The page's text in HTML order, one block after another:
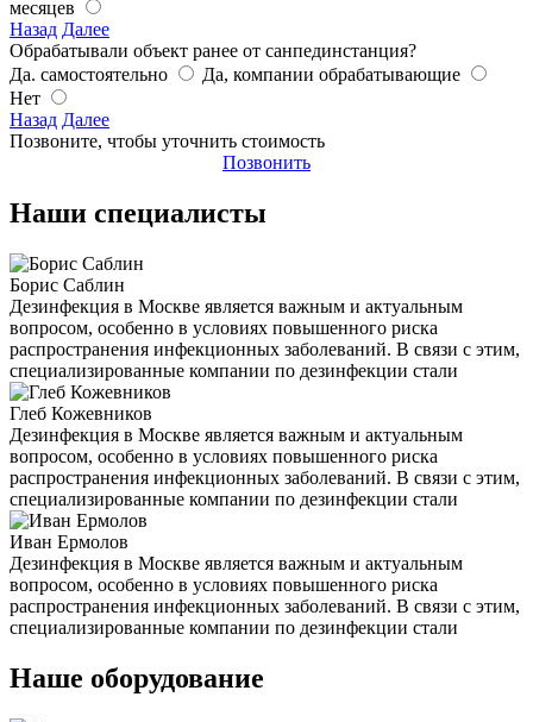
месяцев
Назад Далее
Обрабатывали объект ранее от санпединстанция?
Да. самостоятельно
Да, компании обрабатывающие
Нет
Назад Далее
Позвоните, чтобы уточнить стоимость
Позвонить
Наши специалисты
Борис Саблин
Дезинфекция в Москве является важным и актуальным
вопросом, особенно в условиях повышенного риска
распространения инфекционных заболеваний. В связи с этим,
специализированные компании по дезинфекции стали
Глеб Кожевников
Дезинфекция в Москве является важным и актуальным
вопросом, особенно в условиях повышенного риска
распространения инфекционных заболеваний. В связи с этим,
специализированные компании по дезинфекции стали
Иван Ермолов
Дезинфекция в Москве является важным и актуальным
вопросом, особенно в условиях повышенного риска
распространения инфекционных заболеваний. В связи с этим,
специализированные компании по дезинфекции стали
Наше оборудование